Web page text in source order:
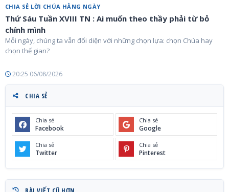
CHIA SẺ LỜI CHÚA HẰNG NGÀY
Thứ Sáu Tuần XVIII TN : Ai muốn theo thầy phải từ bỏ
chính mình
Mỗi ngày, chúng ta vẫn đối diện với những chọn lựa: chọn Chúa hay
chọn thế gian?
20:25 06/08/2026
CHIA SẺ
Chia sẻ
Facebook
Chia sẻ
Google
Chia sẻ
Twitter
Chia sẻ
Pinterest